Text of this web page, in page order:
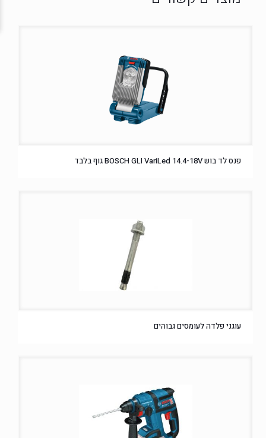
פנס לד בוש BOSCH GLI VariLed 14.4-18V גוף בלבד
עוגני פלדה לעומסים גבוהים